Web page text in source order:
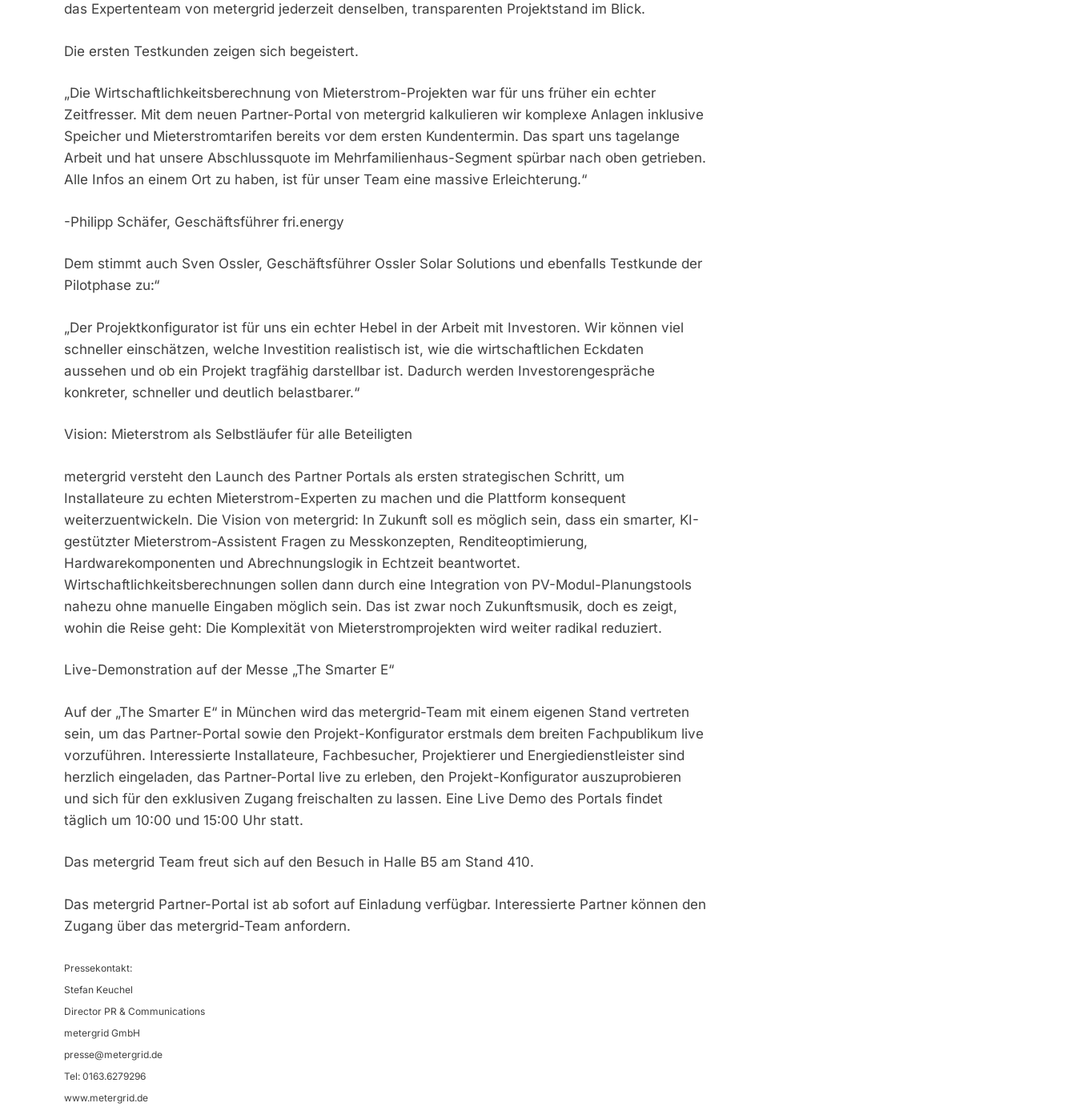
das Expertenteam von metergrid jederzeit denselben, transparenten Projektstand im Blick.
Die ersten Testkunden zeigen sich begeistert.
„Die Wirtschaftlichkeitsberechnung von Mieterstrom-Projekten war für uns früher ein echter
Zeitfresser. Mit dem neuen Partner-Portal von metergrid kalkulieren wir komplexe Anlagen inklusive
Speicher und Mieterstromtarifen bereits vor dem ersten Kundentermin. Das spart uns tagelange
Arbeit und hat unsere Abschlussquote im Mehrfamilienhaus-Segment spürbar nach oben getrieben.
Alle Infos an einem Ort zu haben, ist für unser Team eine massive Erleichterung.“
-Philipp Schäfer, Geschäftsführer fri.energy
Dem stimmt auch Sven Ossler, Geschäftsführer Ossler Solar Solutions und ebenfalls Testkunde der
Pilotphase zu:“
„Der Projektkonfigurator ist für uns ein echter Hebel in der Arbeit mit Investoren. Wir können viel
schneller einschätzen, welche Investition realistisch ist, wie die wirtschaftlichen Eckdaten
aussehen und ob ein Projekt tragfähig darstellbar ist. Dadurch werden Investorengespräche
konkreter, schneller und deutlich belastbarer.“
Vision: Mieterstrom als Selbstläufer für alle Beteiligten
metergrid versteht den Launch des Partner Portals als ersten strategischen Schritt, um
Installateure zu echten Mieterstrom-Experten zu machen und die Plattform konsequent
weiterzuentwickeln. Die Vision von metergrid: In Zukunft soll es möglich sein, dass ein smarter, KI-
gestützter Mieterstrom-Assistent Fragen zu Messkonzepten, Renditeoptimierung,
Hardwarekomponenten und Abrechnungslogik in Echtzeit beantwortet.
Wirtschaftlichkeitsberechnungen sollen dann durch eine Integration von PV-Modul-Planungstools
nahezu ohne manuelle Eingaben möglich sein. Das ist zwar noch Zukunftsmusik, doch es zeigt,
wohin die Reise geht: Die Komplexität von Mieterstromprojekten wird weiter radikal reduziert.
Live-Demonstration auf der Messe „The Smarter E“
Auf der „The Smarter E“ in München wird das metergrid-Team mit einem eigenen Stand vertreten
sein, um das Partner-Portal sowie den Projekt-Konfigurator erstmals dem breiten Fachpublikum live
vorzuführen. Interessierte Installateure, Fachbesucher, Projektierer und Energiedienstleister sind
herzlich eingeladen, das Partner-Portal live zu erleben, den Projekt-Konfigurator auszuprobieren
und sich für den exklusiven Zugang freischalten zu lassen. Eine Live Demo des Portals findet
täglich um 10:00 und 15:00 Uhr statt.
Das metergrid Team freut sich auf den Besuch in Halle B5 am Stand 410.
Das metergrid Partner-Portal ist ab sofort auf Einladung verfügbar. Interessierte Partner können den
Zugang über das metergrid-Team anfordern.
Pressekontakt:
Stefan Keuchel
Director PR & Communications
metergrid GmbH
presse@metergrid.de
Tel: 0163.6279296
www.metergrid.de